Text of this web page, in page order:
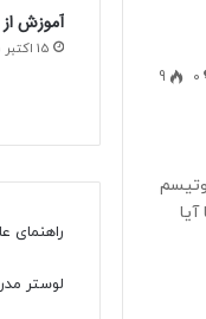
0
9
آموزش از
15 اکتبر 2025
راهنمای
لوستر